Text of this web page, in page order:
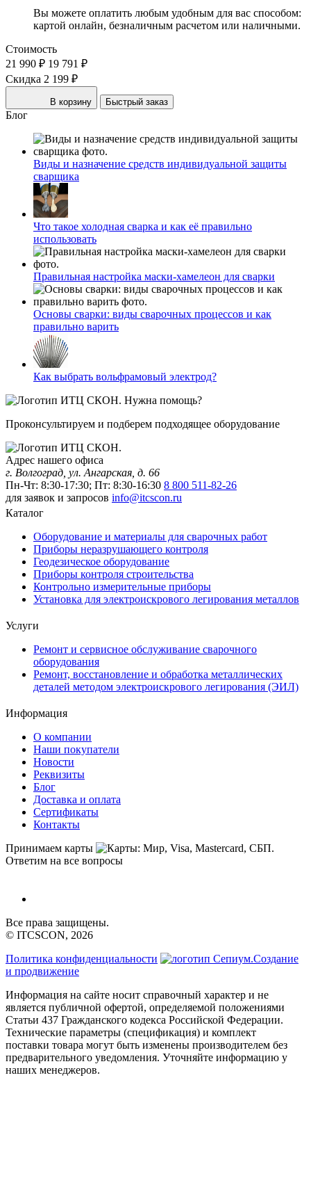
Вы можете оплатить любым удобным для вас способом:
картой онлайн, безналичным расчетом или наличными.
Стоимость
21 990 ₽ 19 791 ₽
Скидка 2 199 ₽
В корзину Быстрый заказ
Блог
Виды и назначение средств индивидуальной защиты
сварщика
Что такое холодная сварка и как её правильно
использовать
Правильная настройка маски-хамелеон для сварки
Основы сварки: виды сварочных процессов и как
правильно варить
Как выбрать вольфрамовый электрод?
Нужна помощь?
Проконсультируем и подберем подходящее оборудование
Адрес нашего офиса
г. Волгоград, ул. Ангарская, д. 66
Пн-Чт: 8:30-17:30; Пт: 8:30-16:30 8 800 511-82-26
для заявок и запросов info@itcscon.ru
Каталог
Оборудование и материалы для сварочных работ
Приборы неразрушающего контроля
Геодезическое оборудование
Приборы контроля строительства
Контрольно измерительные приборы
Установка для электроискрового легирования металлов
Услуги
Ремонт и сервисное обслуживание сварочного
оборудования
Ремонт, восстановление и обработка металлических
деталей методом электроискрового легирования (ЭИЛ)
Информация
О компании
Наши покупатели
Новости
Реквизиты
Блог
Доставка и оплата
Сертификаты
Контакты
Принимаем карты
Ответим на все вопросы
Все права защищены.
© ITCSCON, 2026
Политика конфиденциальности
Создание
и продвижение
Информация на сайте носит справочный характер и не
является публичной офертой, определяемой положениями
Статьи 437 Гражданского кодекса Российской Федерации.
Технические параметры (спецификация) и комплект
поставки товара могут быть изменены производителем без
предварительного уведомления. Уточняйте информацию у
наших менеджеров.